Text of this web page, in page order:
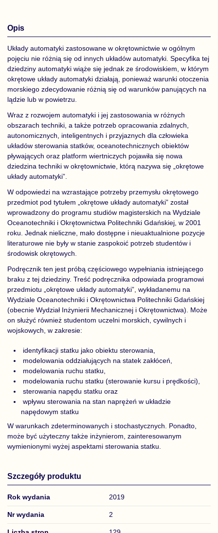
Opis
Układy automatyki zastosowane w okrętownictwie w ogólnym
pojęciu nie różnią się od innych układów automatyki. Specyfika tej
dziedziny automatyki wiąże się jednak ze środowiskiem, w którym
okrętowe układy automatyki działają, ponieważ warunki otoczenia
morskiego zdecydowanie różnią się od warunków panujących na
lądzie lub w powietrzu.
Wraz z rozwojem automatyki i jej zastosowania w różnych
obszarach techniki, a także potrzeb opracowania zdalnych,
autonomicznych, inteligentnych i przyjaznych dla człowieka
układów sterowania statków, oceanotechnicznych obiektów
pływających oraz platform wiertniczych pojawiła się nowa
dziedzina techniki w okrętownictwie, którą nazywa się „okrętowe
układy automatyki”.
W odpowiedzi na wzrastające potrzeby przemysłu okrętowego
przedmiot pod tytułem „okrętowe układy automatyki” został
wprowadzony do programu studiów magisterskich na Wydziale
Oceanotechniki i Okrętownictwa Politechniki Gdańskiej, w 2001
roku. Jednak nieliczne, mało dostępne i nieuaktualnione pozycje
literaturowe nie były w stanie zaspokoić potrzeb studentów i
środowisk okrętowych.
Podręcznik ten jest próbą częściowego wypełniania istniejącego
braku z tej dziedziny. Treść podręcznika odpowiada programowi
przedmiotu „okrętowe układy automatyki”, wykładanemu na
Wydziale Oceanotechniki i Okrętownictwa Politechniki Gdańskiej
(obecnie Wydział Inżynierii Mechanicznej i Okrętownictwa). Może
on służyć również studentom uczelni morskich, cywilnych i
wojskowych, w zakresie:
identyfikacji statku jako obiektu sterowania,
modelowania oddziałujących na statek zakłóceń,
modelowania ruchu statku,
modelowania ruchu statku (sterowanie kursu i prędkości),
sterowania napędu statku oraz
wpływu sterowania na stan naprężeń w układzie
napędowym statku
W warunkach zdeterminowanych i stochastycznych. Ponadto,
może być użyteczny także inżynierom, zainteresowanym
wymienionymi wyżej aspektami sterowania statku.
Szczegóły produktu
Rok wydania 2019
Nr wydania 2